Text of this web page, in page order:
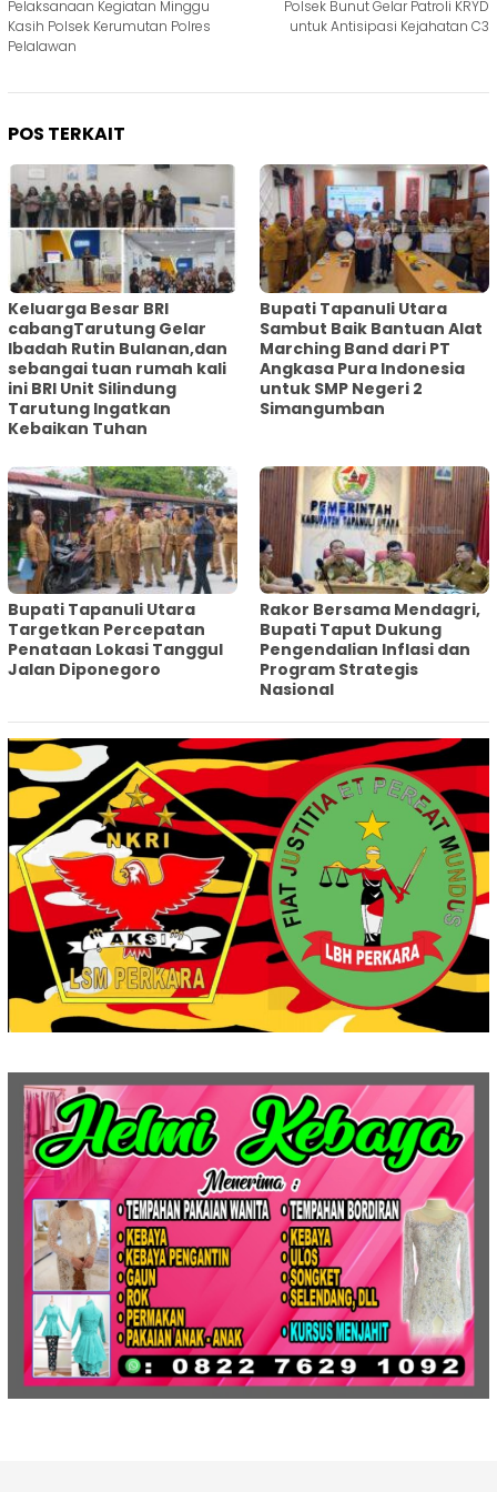
pos
Pelaksanaan Kegiatan Minggu
Kasih Polsek Kerumutan Polres
Pelalawan
Polsek Bunut Gelar Patroli KRYD
untuk Antisipasi Kejahatan C3
POS TERKAIT
Keluarga Besar BRI
cabangTarutung Gelar
Ibadah Rutin Bulanan,dan
sebangai tuan rumah kali
ini BRI Unit Silindung
Tarutung Ingatkan
Kebaikan Tuhan
Bupati Tapanuli Utara
Sambut Baik Bantuan Alat
Marching Band dari PT
Angkasa Pura Indonesia
untuk SMP Negeri 2
Simangumban
‎Bupati Tapanuli Utara
Targetkan Percepatan
Penataan Lokasi Tanggul
Jalan Diponegoro
Rakor Bersama Mendagri,
Bupati Taput Dukung
Pengendalian Inflasi dan
Program Strategis
Nasional‎